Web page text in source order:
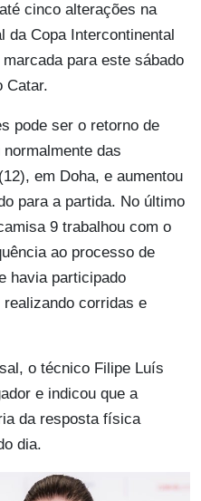
cinco alterações na
da Copa Intercontinental
para este sábado
Catar.
pode ser o retorno de
das
em Doha, e aumentou
para a partida. No último
9 trabalhou com o
ao processo de
havia participado
corridas e
o técnico Filipe Luís
e indicou que a
da resposta física
dia.